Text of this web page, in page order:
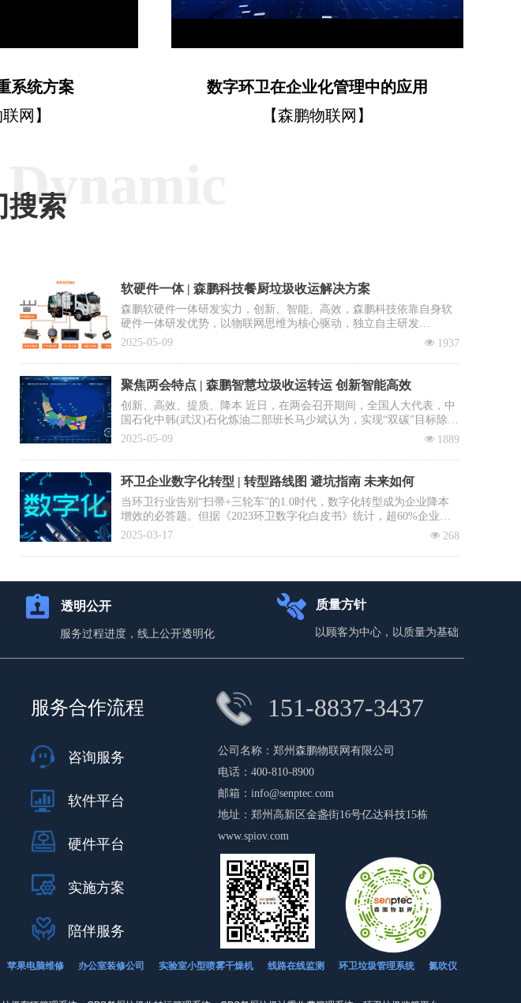
系统方案
网】
数字环卫在企业化管理中的应用
【森鹏物联网】
搜索
软硬件一体 | 森鹏科技餐厨垃圾收运解决方案
森鹏软硬件一体研发实力，创新、智能、高效，森鹏科技依靠自身软
硬件一体研发优势，以物联网思维为核心驱动，独立自主研发
出“EVOS智慧环卫2.0管理平台”，餐厨垃圾收运系统是该平台核心子
넶 1937
2025-05-09
聚焦两会特点 | 森鹏智慧垃圾收运转运 创新智能高效
创新、高效、提质、降本 近日，在两会召开期间，全国人大代表，中
国石化中韩(武汉)石化炼油二部班长马少斌认为，实现“双碳”目标除了
需要企业进行转型升级和科技创新外，全民参与也必不可少，并就此
士、清华大学教授李景虹则建议政府鼓励回收企业与环卫系统合作，
降低前端收集运营成本。
넶 1889
2025-05-09
环卫企业数字化转型 | 转型路线图 避坑指南 未来如何
当环卫行业告别“扫帚+三轮车”的1.0时代，数字化转型成为企业降本
增效的必答题。但据《2023环卫数字化白皮书》统计，超60%企业投
入百万却未见实效：数据失真、系统闲置、员工抵触……如何避免重
你打赢这场“数字环卫攻坚战”。
넶 268
2025-03-17
公司名称： 郑州森鹏物联网有限公司
电话： 400-810-8900
邮箱： info@senptec.com
地址： 郑州高新区金盏街16号亿达科技15栋
www.spiov.com
服务过程进度，线上公开透明化
透明公开
以顾客为中心，以质量为基础
质量方针
151-8837-3437
咨询服务
软件平台
硬件平台
实施方案
陪伴服务
服务合作流程
苹果电脑维修 办公室装修公司 实验室小型喷雾干燥机 线路在线监测 环卫垃圾管理系统
氮吹仪